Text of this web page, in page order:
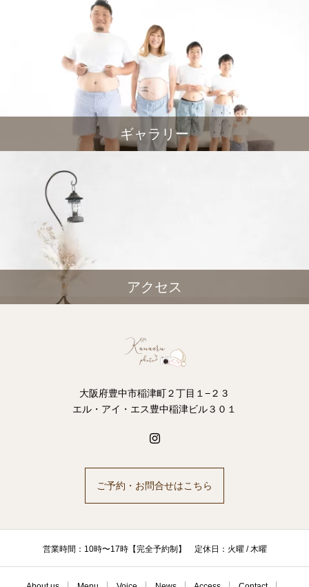
ギャラリー
アクセス
大阪府豊中市稲津町２丁目１−２３
エル・アイ・エス豊中稲津ビル３０１
ご予約・お問合せはこちら
営業時間：10時〜17時【完全予約制】 定休日：火曜 / 木曜